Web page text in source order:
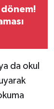
da okul